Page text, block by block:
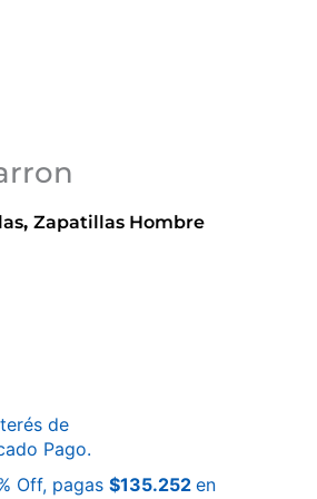
,Zapatillas Hombre
de
Pago.
Off, pagas$135.252 en